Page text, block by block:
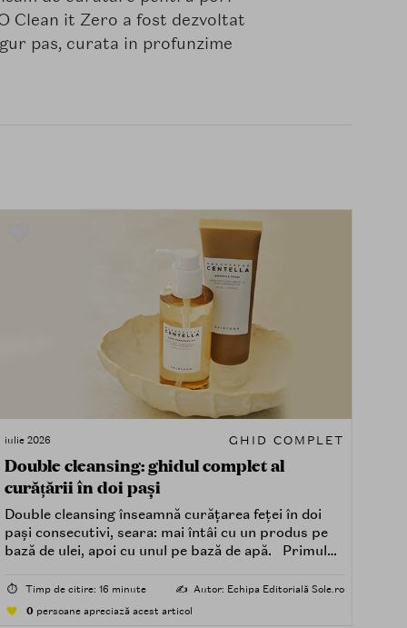
Clean it Zero a fost dezvoltat
pas, curata in profunzime
iulie 2026 GHID COMPLET
Double cleansing: ghidul complet al
curățării în doi pași
Double cleansing înseamnă curățarea feței în doi
pași consecutivi, seara: mai întâi cu un produs pe
bază de ulei, apoi cu unul pe bază de apă. Primul
particule de poluare. Al doilea îndepărtează
impuritățile solubile în apă — transpirație, praf,
⏱️ Timp de citire: 16 minute ✍️ Autor: Echipa Editorială Sole.ro
0 persoane apreciază acest articol